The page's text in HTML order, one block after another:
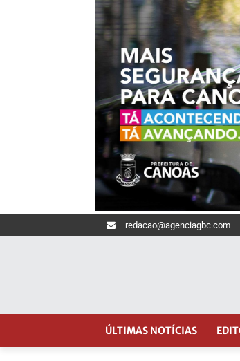
redacao@agenciagbc.com
ÚLTIMAS NOTÍCIAS